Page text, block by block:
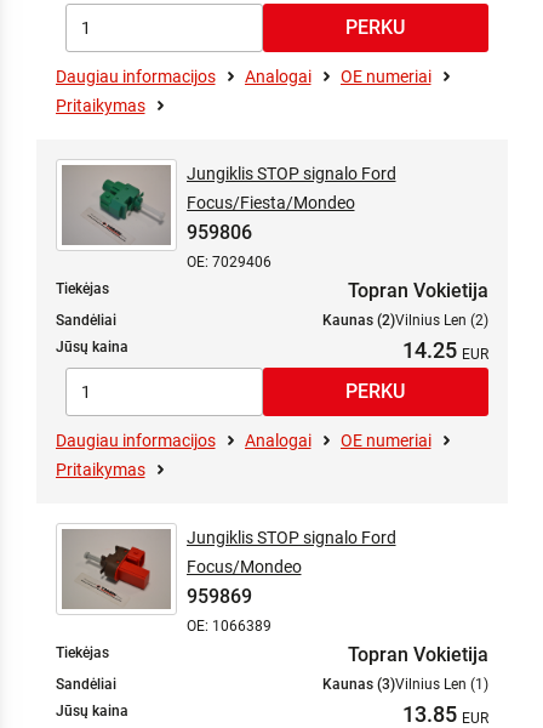
Daugiau informacijos Analogai
OE numeriai
Pritaikymas
Jungiklis STOP signalo Ford
Focus/Fiesta/Mondeo
959806
OE: 7029406
Tiekėjas
Topran Vokietija
Sandėliai Kaunas (2)Vilnius Len (2)
Jūsų kaina
14.25
Daugiau informacijos Analogai
OE numeriai
Pritaikymas
Jungiklis STOP signalo Ford
Focus/Mondeo
959869
OE: 1066389
Tiekėjas
Topran Vokietija
Sandėliai Kaunas (3)Vilnius Len (1)
Jūsų kaina
13.85